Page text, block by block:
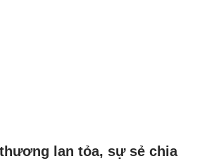
lan tỏa, sự sẻ chia